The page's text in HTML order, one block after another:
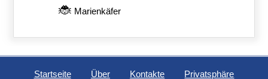
🐞 Marienkäfer
Startseite Über Kontakte Privatsphäre